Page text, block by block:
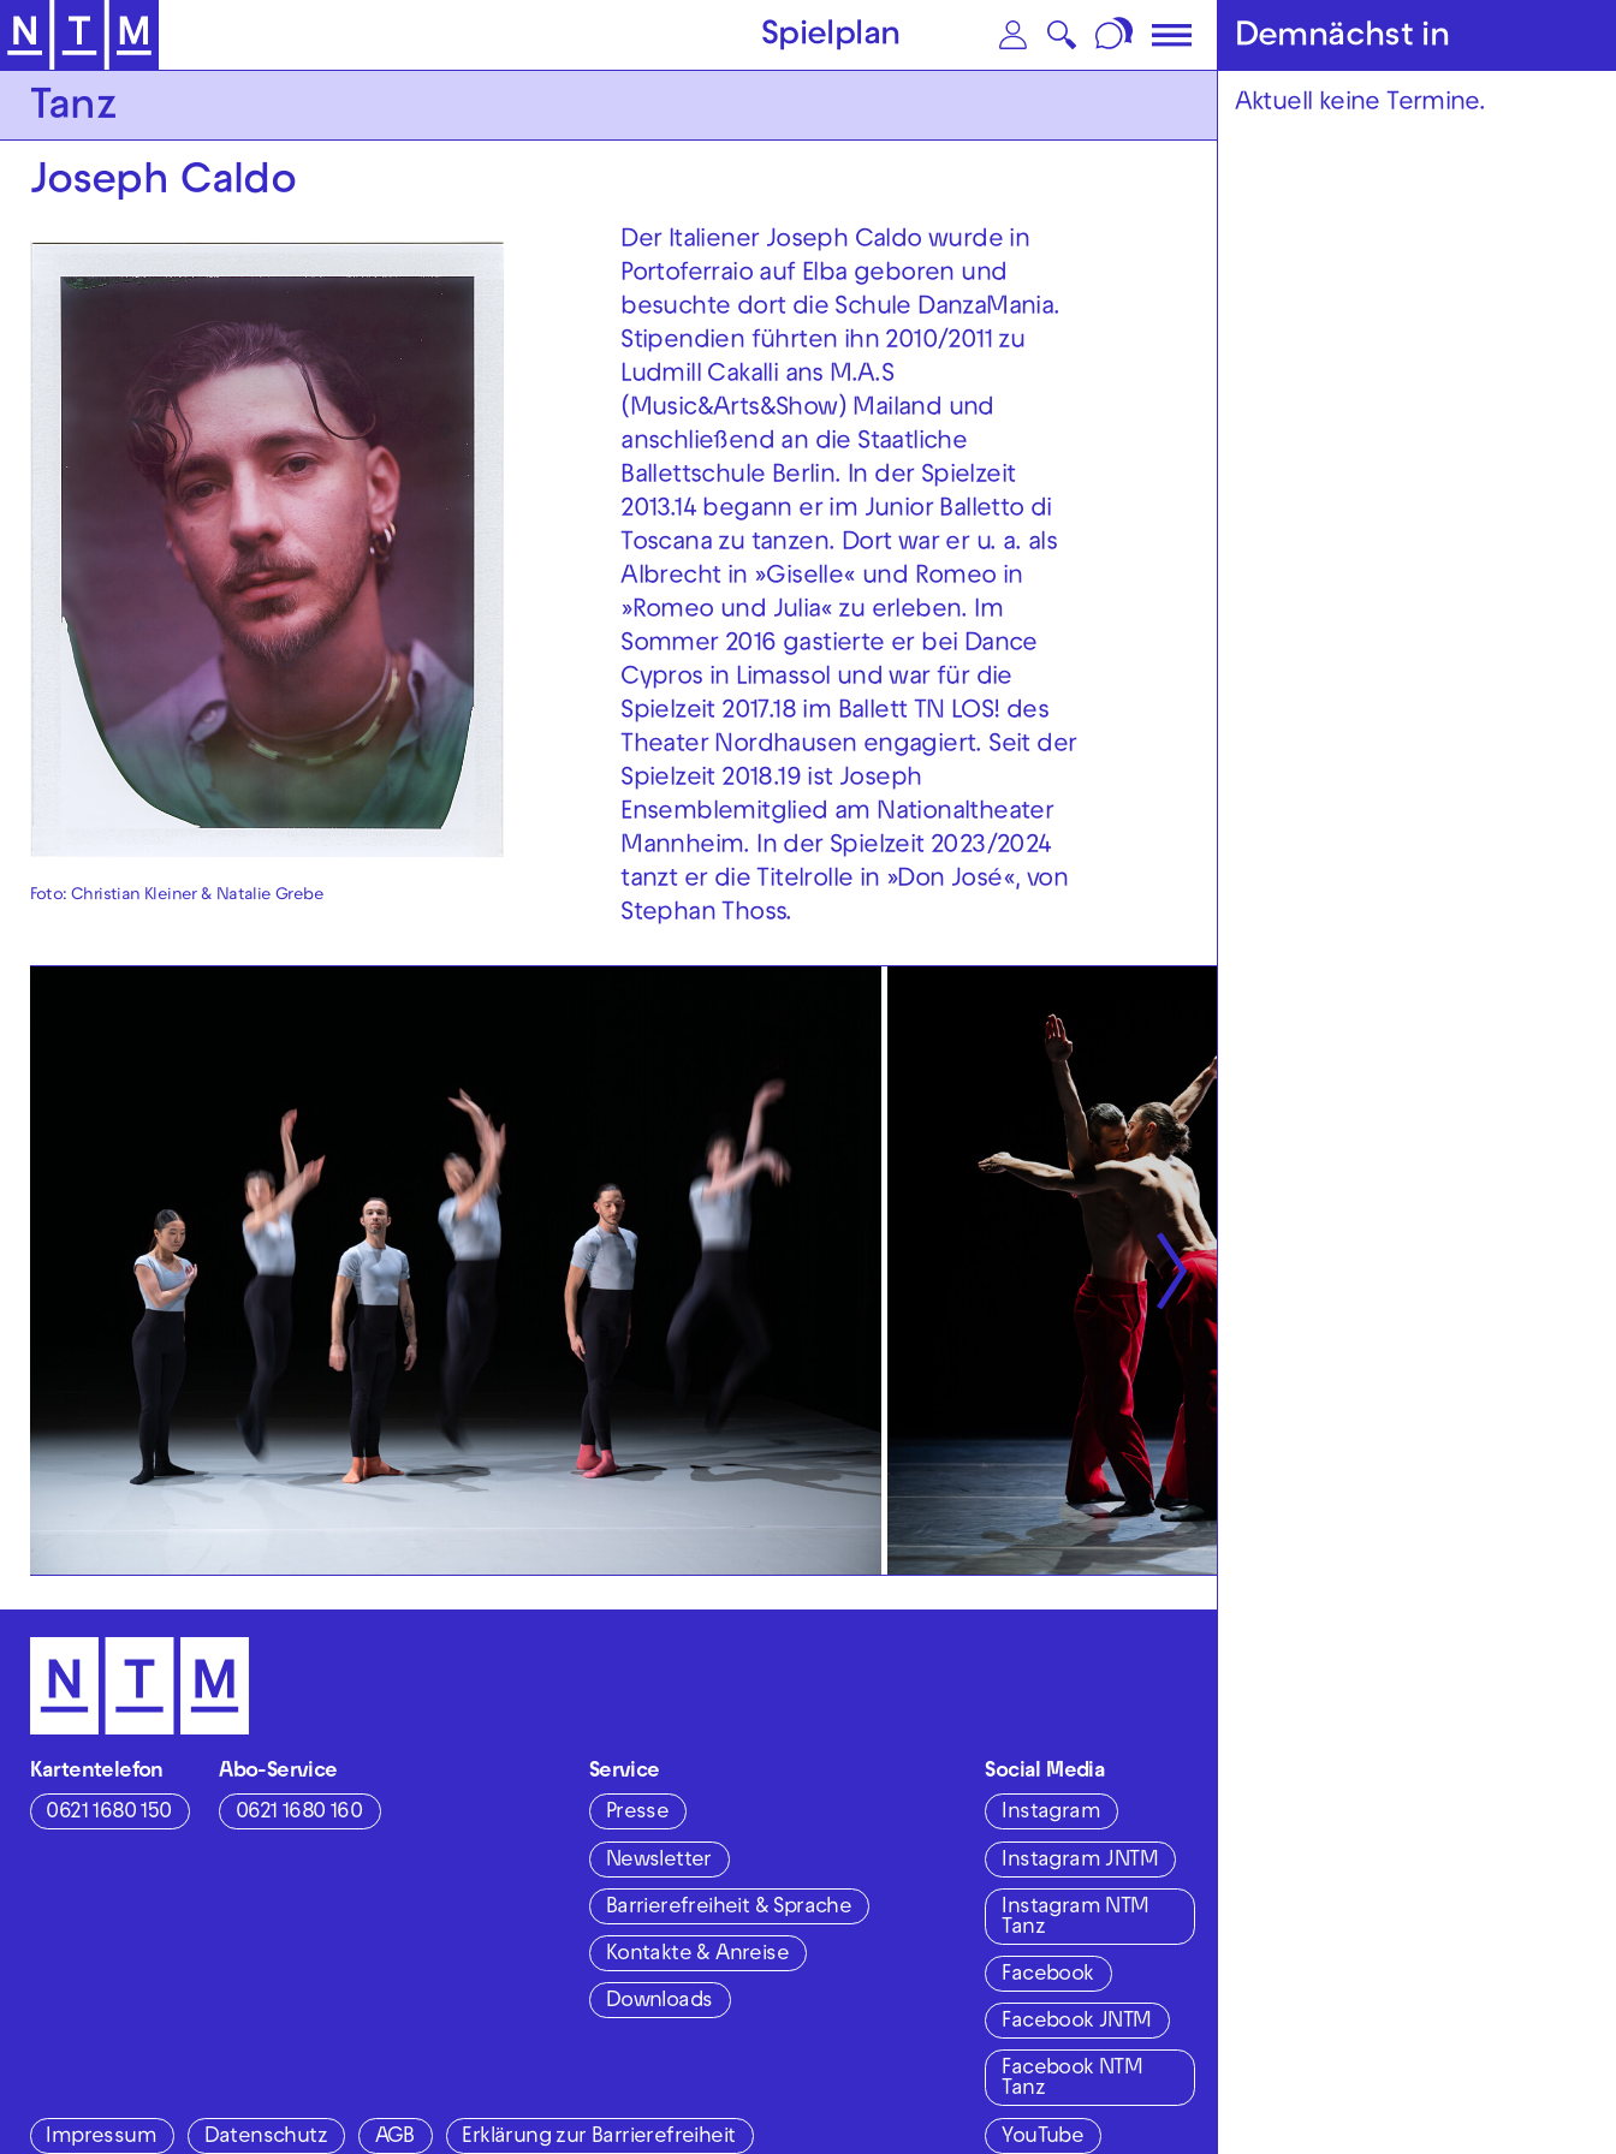
Zur Hauptnavigation springen Zum Hauptinhalt springen Zum Footer springen
Spielplan
Tanz
Joseph Caldo
Foto: Christian Kleiner & Natalie Grebe
Der Italiener Joseph Caldo wurde in
Portoferraio auf Elba geboren und
besuchte dort die Schule DanzaMania.
Stipendien führten ihn 2010/2011 zu
Ludmill Cakalli ans M.A.S
(Music&Arts&Show) Mailand und
anschließend an die Staatliche
Ballettschule Berlin. In der Spielzeit
2013.14 begann er im Junior Balletto di
Toscana zu tanzen. Dort war er u. a. als
Albrecht in »Giselle« und Romeo in
»Romeo und Julia« zu erleben. Im
Sommer 2016 gastierte er bei Dance
Cypros in Limassol und war für die
Spielzeit 2017.18 im Ballett TN LOS! des
Theater Nordhausen engagiert. Seit der
Spielzeit 2018.19 ist Joseph
Ensemblemitglied am Nationaltheater
Mannheim. In der Spielzeit 2023/2024
tanzt er die Titelrolle in »Don José«, von
Stephan Thoss.
Demnächst in
Aktuell keine Termine.
Kartentelefon
0621 1680 150
Abo-Service
0621 1680 160
Service
Presse
Newsletter
Barrierefreiheit & Sprache
Kontakte & Anreise
Downloads
Social Media
Instagram
Instagram JNTM
Instagram NTM
Tanz
Facebook
Facebook JNTM
Facebook NTM
Tanz
YouTube
Impressum Datenschutz AGB Erklärung zur Barrierefreiheit